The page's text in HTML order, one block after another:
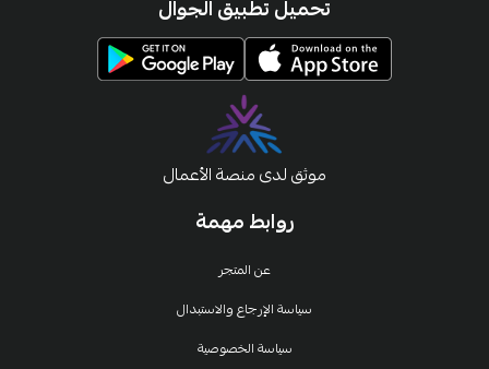
روابط مهمة
عن المتجر
سياسة الإرجاع والاستبدال
سياسة الخصوصية
تحميل تطبيق الجوال
موثق لدى منصة الأعمال